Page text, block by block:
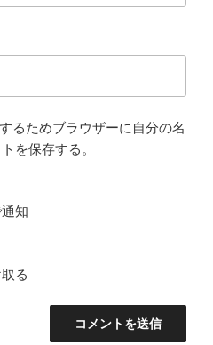
るためブラウザーに自分の名
を保存する。
知
る